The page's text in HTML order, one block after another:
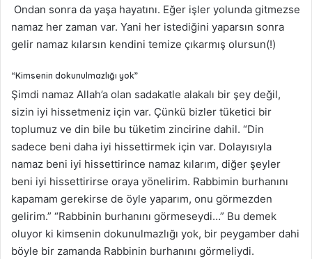
Ondan sonra da yaşa hayatını. Eğer işler yolunda gitmezse
namaz her zaman var. Yani her istediğini yaparsın sonra
gelir namaz kılarsın kendini temize çıkarmış olursun(!)
“Kimsenin dokunulmazlığı yok”
Şimdi namaz Allah’a olan sadakatle alakalı bir şey değil,
sizin iyi hissetmeniz için var. Çünkü bizler tüketici bir
toplumuz ve din bile bu tüketim zincirine dahil. “Din
sadece beni daha iyi hissettirmek için var. Dolayısıyla
namaz beni iyi hissettirince namaz kılarım, diğer şeyler
beni iyi hissettirirse oraya yönelirim. Rabbimin burhanını
kapamam gerekirse de öyle yaparım, onu görmezden
gelirim.” “Rabbinin burhanını görmeseydi…” Bu demek
oluyor ki kimsenin dokunulmazlığı yok, bir peygamber dahi
böyle bir zamanda Rabbinin burhanını görmeliydi.